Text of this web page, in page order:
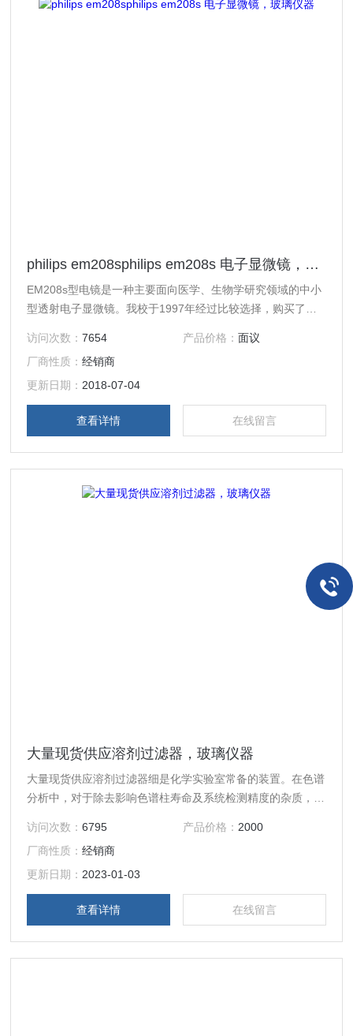
philips em208sphilips em208s 电子显微镜，玻璃仪器
EM208s型电镜是一种主要面向医学、生物学研究领域的中小
型透射电子显微镜。我校于1997年经过比较选择，购买了此
镜，它在保证较高图象质量前提下，简化了一些结构，具有体
积小、操控方便、实用等特点。在3年多的使用维护中，根据
其特点，并结合南方高温高湿的环境条件，采取一定措施，保
证了电镜正常运行。philips em208s 电子显微镜，玻璃仪器
访问次数：7654 产品价格： 面议
厂商性质：经销商
更新日期： 2018-07-04
查看详情 在线留言
大量现货供应溶剂过滤器，玻璃仪器
大量现货供应溶剂过滤器细是化学实验室常备的装置。在色谱
分析中，对于除去影响色谱柱寿命及系统检测精度的杂质，具
常明显的。该装置配以不同用途的过滤膜以广泛应用在重量分
析、微量分析、胶体分离及无菌试验中。溶包括三角集液瓶
（1000ml和2000ml）、砂芯过滤头、过滤杯（250ml和
300ml）以及固定夹。大量现货供应溶剂过滤器，玻璃仪器
访问次数：6795 产品价格： 2000
厂商性质：经销商
更新日期： 2023-01-03
查看详情 在线留言